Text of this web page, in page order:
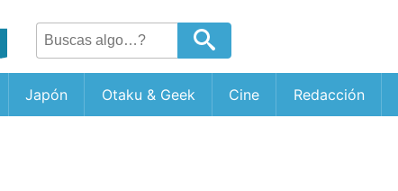
Japón Otaku & Geek Cine Redacción